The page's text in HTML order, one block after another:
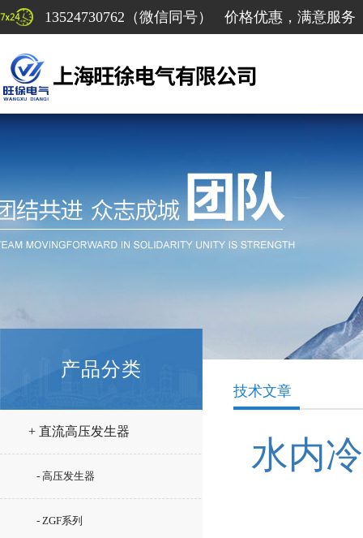
13524730762（微信同号） 价格优惠，满意服务
产品分类
+ 直流高压发生器
- 高压发生器
- ZGF系列
技术文章
水内